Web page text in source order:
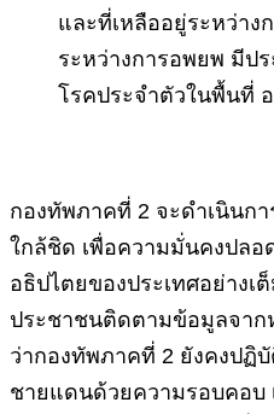
และที่เหลืออยู่ระหว่าง
ระหว่างการอพยพ มีป
โรคประจำตัวในพื้นที่
กองทัพภาคที่ 2 จะดำเนินก
ใกล้ชิด เพื่อความมั่นคงปล
อธิปไตยของประเทศอย่าง
ประชาชนติดตามข้อมูลจา
ว่ากองทัพภาคที่ 2 ยังคงปฏิ
ชายแดนด้วยความรอบคอบ